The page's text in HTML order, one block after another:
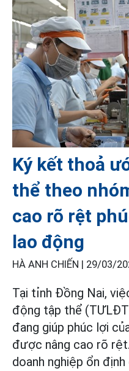
Ký kết thoả
thể theo
cao rõ rệt
lao động
HÀ ANH CHIẾN | 29/03/
Tại tỉnh Đồng Nai,
động tập thể
đang giúp phúc lợi
được nâng cao rõ
doanh nghiệp ổn